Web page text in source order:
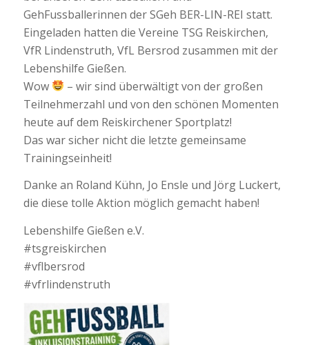
GehFussballerinnen der SGeh BER-LIN-REI statt.
Eingeladen hatten die Vereine TSG Reiskirchen,
VfR Lindenstruth, VfL Bersrod zusammen mit der
Lebenshilfe Gießen.
Wow
– wir sind überwältigt von der großen
Teilnehmerzahl und von den schönen Momenten
heute auf dem Reiskirchener Sportplatz!
Das war sicher nicht die letzte gemeinsame
Trainingseinheit!
Danke an Roland Kühn, Jo Ensle und Jörg Luckert,
die diese tolle Aktion möglich gemacht haben!
Lebenshilfe Gießen e.V.
#tsgreiskirchen
#vflbersrod
#vfrlindenstruth